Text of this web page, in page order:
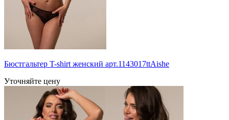
Бюстгальтер T-shirt женский арт.1143017ttAishe
Уточняйте цену